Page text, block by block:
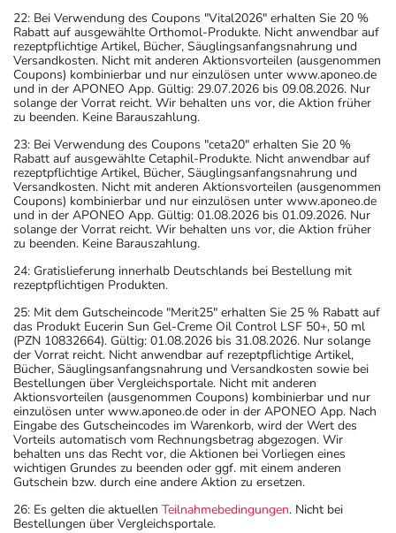
22: Bei Verwendung des Coupons "Vital2026" erhalten Sie 20 %
Rabatt auf ausgewählte Orthomol-Produkte. Nicht anwendbar auf
rezeptpflichtige Artikel, Bücher, Säuglingsanfangsnahrung und
Versandkosten. Nicht mit anderen Aktionsvorteilen (ausgenommen
Coupons) kombinierbar und nur einzulösen unter www.aponeo.de
und in der APONEO App. Gültig: 29.07.2026 bis 09.08.2026. Nur
solange der Vorrat reicht. Wir behalten uns vor, die Aktion früher
zu beenden. Keine Barauszahlung.
23: Bei Verwendung des Coupons "ceta20" erhalten Sie 20 %
Rabatt auf ausgewählte Cetaphil-Produkte. Nicht anwendbar auf
rezeptpflichtige Artikel, Bücher, Säuglingsanfangsnahrung und
Versandkosten. Nicht mit anderen Aktionsvorteilen (ausgenommen
Coupons) kombinierbar und nur einzulösen unter www.aponeo.de
und in der APONEO App. Gültig: 01.08.2026 bis 01.09.2026. Nur
solange der Vorrat reicht. Wir behalten uns vor, die Aktion früher
zu beenden. Keine Barauszahlung.
24: Gratislieferung innerhalb Deutschlands bei Bestellung mit
rezeptpflichtigen Produkten.
25: Mit dem Gutscheincode "Merit25" erhalten Sie 25 % Rabatt auf
das Produkt Eucerin Sun Gel-Creme Oil Control LSF 50+, 50 ml
(PZN 10832664). Gültig: 01.08.2026 bis 31.08.2026. Nur solange
der Vorrat reicht. Nicht anwendbar auf rezeptpflichtige Artikel,
Bücher, Säuglingsanfangsnahrung und Versandkosten sowie bei
Bestellungen über Vergleichsportale. Nicht mit anderen
Aktionsvorteilen (ausgenommen Coupons) kombinierbar und nur
einzulösen unter www.aponeo.de oder in der APONEO App. Nach
Eingabe des Gutscheincodes im Warenkorb, wird der Wert des
Vorteils automatisch vom Rechnungsbetrag abgezogen. Wir
behalten uns das Recht vor, die Aktionen bei Vorliegen eines
wichtigen Grundes zu beenden oder ggf. mit einem anderen
Gutschein bzw. durch eine andere Aktion zu ersetzen.
26: Es gelten die aktuellen Teilnahmebedingungen. Nicht bei
Bestellungen über Vergleichsportale.